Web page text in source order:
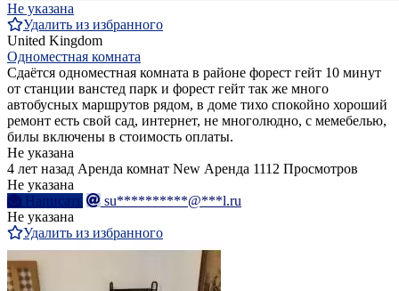
Не указана
Удалить из избранного
United Kingdom
Одноместная комната
Сдаётся одноместная комната в районе форест гейт 10 минут
от станции ванстед парк и форест гейт так же много
автобусных маршрутов рядом, в доме тихо спокойно хороший
ремонт есть свой сад, интернет, не многолюдно, с мемебелью,
билы включены в стоимость оплаты.
Не указана
4 лет назад Аренда комнат New Аренда 1112 Просмотров
Не указана
Написать
su**********@***l.ru
Не указана
Удалить из избранного